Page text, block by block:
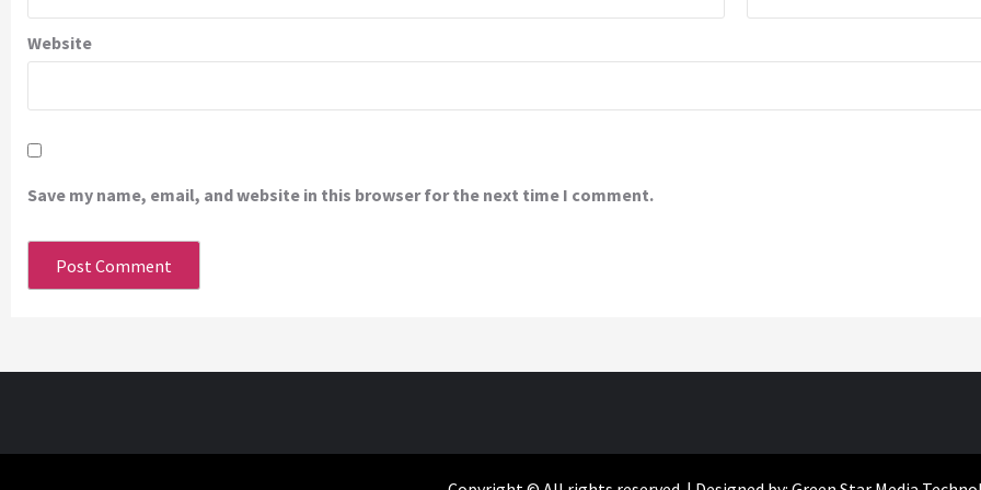
Website
Save my name, email, and website in this browser for the next time I comment.